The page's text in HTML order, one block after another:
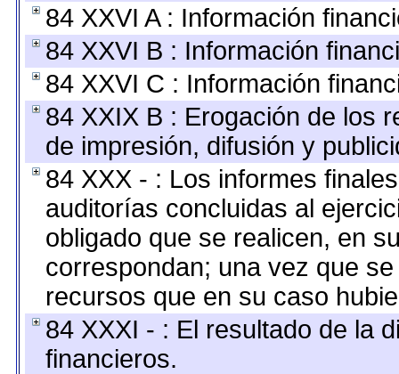
84 XXVI A : Información
84 XXVI B : Información
84 XXVI C : Información
84 XXIX B : Erogación de los
de impresión, difusión y
84 XXX - : Los informes
auditorías concluidas al
obligado que se realicen, en
correspondan; una vez que
recursos que en su caso
84 XXXI - : El resultado de la
financieros.